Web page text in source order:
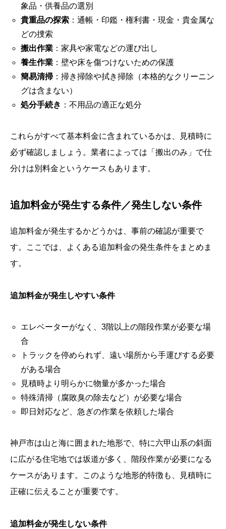
象品・供養品の選別
貴重品の探索：通帳・印鑑・権利書・現金・貴金属な
どの捜索
搬出作業：家具や家電などの運び出し
養生作業：壁や床を傷つけないための保護
簡易清掃：掃き掃除や拭き掃除（本格的なクリーニン
グは含まない）
処分手続き ：不用品の適正な処分
これらがすべて基本料金に含まれているかは、見積時に
必ず確認しましょう。業者によっては「搬出のみ」で仕
分けは別料金というケースもあります。
追加料金が発生する条件／発生しない条件
追加料金が発生するかどうかは、事前の確認が重要で
す。ここでは、よくある追加料金の発生条件をまとめま
す。
追加料金が発生しやすい条件
エレベーターがなく、3階以上の階段作業が必要な場
合
トラックを停められず、遠い場所から手運びする必要
がある場合
見積時より明らかに物量が多かった場合
特殊清掃（腐敗臭の除去など）が必要な場合
即日対応など、急ぎの作業を依頼した場合
神戸市は山と海に囲まれた地形で、特に六甲山系の斜面
に広がる住宅地では坂道が多く、階段作業が必要になる
ケースがあります。このような地形的特徴も、見積時に
正確に伝えることが重要です。
追加料金が発生しない条件